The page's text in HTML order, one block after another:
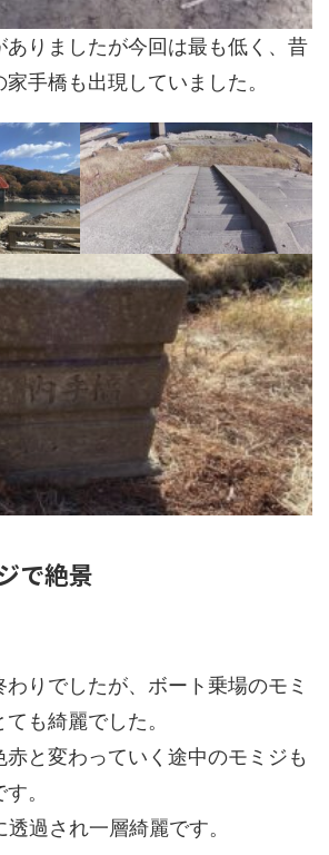
ありましたが今回は最も低く、昔
手橋も出現していました。
で絶景
りでしたが、ボート乗場のモミ
も綺麗でした。
赤と変わっていく途中のモミジも
。
過され一層綺麗です。